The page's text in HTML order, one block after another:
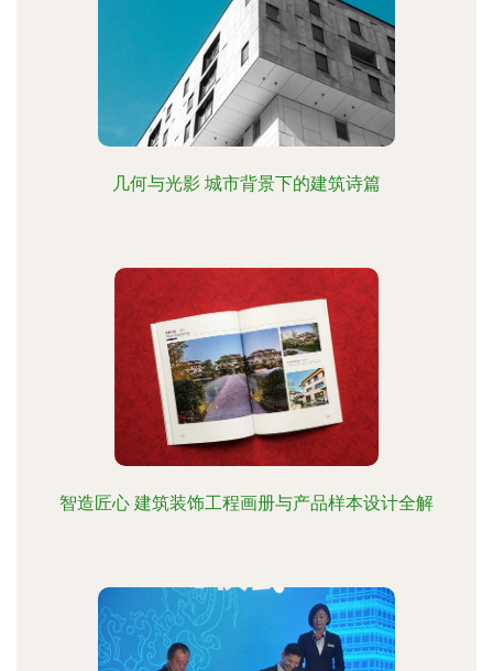
几何与光影 城市背景下的建筑诗篇
智造匠心 建筑装饰工程画册与产品样本设计全解